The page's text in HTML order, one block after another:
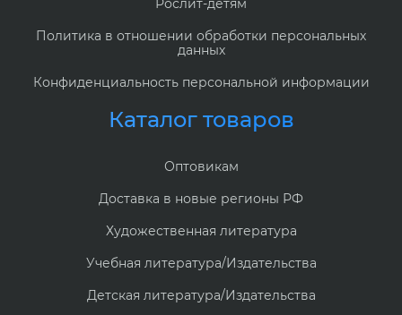
Политика в отношении обработки персональных
данных
Конфиденциальность персональной информации
Каталог товаров
Оптовикам
Доставка в новые регионы РФ
Художественная литература
Учебная литература/Издательства
Детская литература/Издательства